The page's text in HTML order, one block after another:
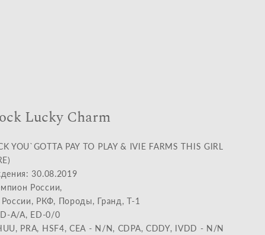
Lucky Charm
YOU`GOTTA PAY TO PLAY & IVIE FARMS THIS GIRL
30.08.2019
России,
РКФ, Породы, Гранд, T-1
A/A, ED-0/0
PRA, HSF4, CEA - N/N, CDPA, CDDY, IVDD - N/N